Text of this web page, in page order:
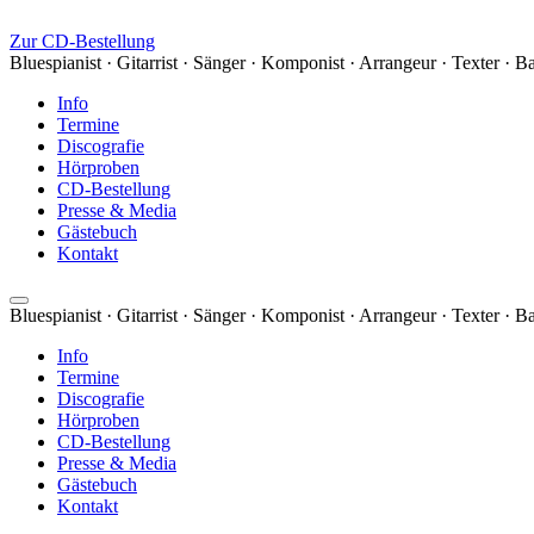
Zur CD-Bestellung
Bluespianist · Gitarrist · Sänger · Komponist · Arrangeur · Texter ·
Info
Termine
Discografie
Hörproben
CD-Bestellung
Presse & Media
Gästebuch
Kontakt
Bluespianist · Gitarrist · Sänger · Komponist · Arrangeur · Texter ·
Info
Termine
Discografie
Hörproben
CD-Bestellung
Presse & Media
Gästebuch
Kontakt